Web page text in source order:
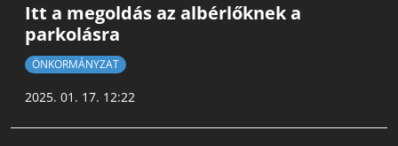
Itt a megoldás az albérlőknek a
parkolásra
ÖNKORMÁNYZAT
2025. 01. 17. 12:22